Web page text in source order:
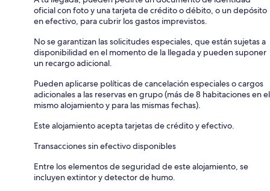
oficial con foto y una tarjeta de crédito o débito, o un depósito
en efectivo, para cubrir los gastos imprevistos.
No se garantizan las solicitudes especiales, que están sujetas a
disponibilidad en el momento de la llegada y pueden suponer
un recargo adicional.
Pueden aplicarse políticas de cancelación especiales o cargos
adicionales a las reservas en grupo (más de 8 habitaciones en el
mismo alojamiento y para las mismas fechas).
Este alojamiento acepta tarjetas de crédito y efectivo.
Transacciones sin efectivo disponibles
Entre los elementos de seguridad de este alojamiento, se
incluyen extintor y detector de humo.